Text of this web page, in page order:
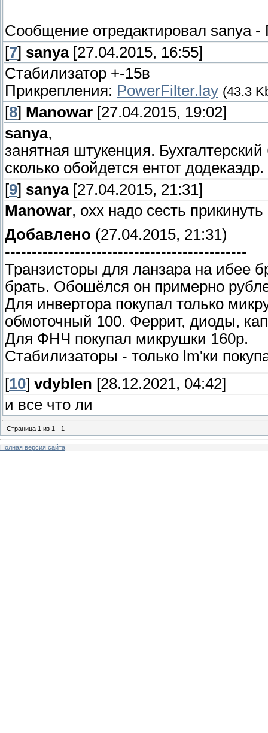
Сообщение отредактировал sanya-
[7] sanya[27.04.2015, 16:55]
Стабилизатор +-15в
Прикрепления: PowerFilter.lay (43.3
[8] Manowar [27.04.2015, 19:02]
sanya,
занятная штукенция.
сколько обойдется ентот додекаэдр.
[9] sanya[27.04.2015, 21:31]
Manowar, охх надо сесть
Добавлено (27.04.2015, 21:31)
---------------------------------------------
Транзисторы для ланзара на ибее
брать. Обошёлся он примерно
Для инвертора покупал только
обмоточный 100. Феррит, диоды,
Для ФНЧ покупал микрушки 160р.
Стабилизаторы - только lm'ки
[10] vdyblen [28.12.2021, 04:42]
и все что ли
Страница 1 из 1 1
Полная версия сайта